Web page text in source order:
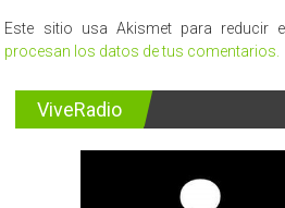
Este sitio usa Akismet para reducir
procesan los datos de tus comentarios.
ViveRadio